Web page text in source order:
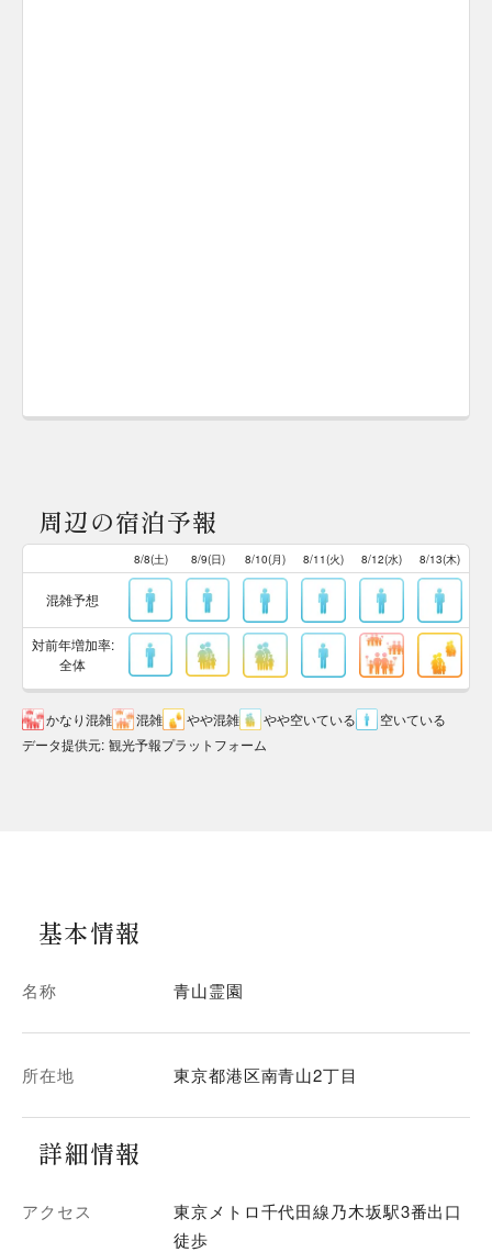
周辺の宿泊予報
8/8(土) 8/9(日) 8/10(月) 8/11(火) 8/12(水) 8/13(木)
混雑予想
対前年増加率:
全体
かなり混雑 混雑 やや混雑 やや空いている
空いている
データ提供元: 観光予報プラットフォーム
基本情報
名称 青山霊園
所在地 東京都港区南青山2丁目
詳細情報
アクセス
東京メトロ千代田線乃木坂駅3番出口
徒歩